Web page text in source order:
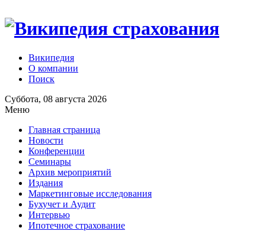
Википедия
О компании
Поиск
Суббота, 08 августа 2026
Меню
Главная страница
Новости
Конференции
Семинары
Архив мероприятий
Издания
Маркетинговые исследования
Бухучет и Аудит
Интервью
Ипотечное страхование